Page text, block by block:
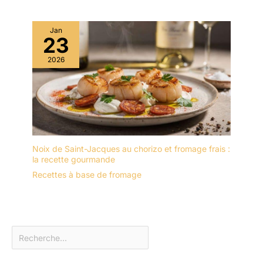
Jan
23
2026
Noix de Saint-Jacques au chorizo et fromage frais :
la recette gourmande
Recettes à base de fromage